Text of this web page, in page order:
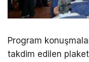
Program
takdim edilen